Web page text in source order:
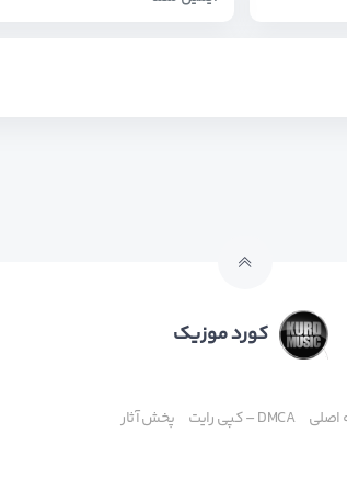
کورد موزیک
DMCA – کپی رایت پخش آثار